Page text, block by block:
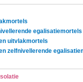
egalisatiemortels
uitvlakmortels
zelfnivellerende